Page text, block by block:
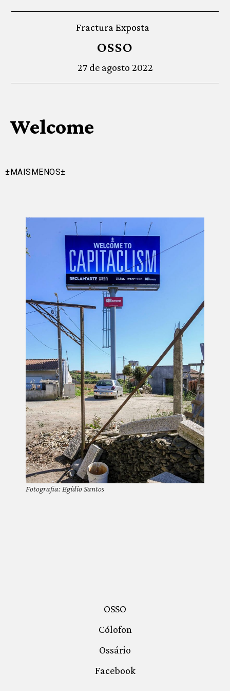
Fractura Exposta
OSSO
27 de agosto 2022
Welcome
±MAISMENOS±
Fotografia: Egídio Santos
OSSO
Cólofon
Ossário
Facebook